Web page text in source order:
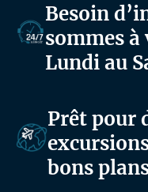
Besoin
sommes à
Lundi au
Prêt pour
bons